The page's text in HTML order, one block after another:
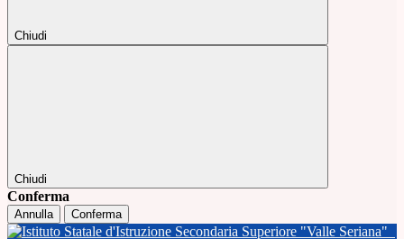
Chiudi
Chiudi
Conferma
Annulla Conferma